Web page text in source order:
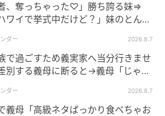
者、奪っちゃった♡」勝ち誇る妹⇒
ワイで挙式中だけど？」妹のとんで
ダー 2026.8.7
で過ごすため義実家へ当分行きませ
別する義母に断ると→義母「じゃ
ダー 2026.8.7
義母「高級ネタばっかり食べちゃお